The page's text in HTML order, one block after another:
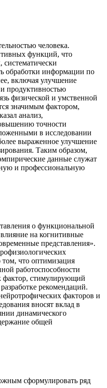
человека.
функций, что
обработки информации по
включая улучшение
продуктивностью
физической и умственной
значимым фактором,
анализ,
точности
в исследовании
выраженное улучшение
Таким образом,
данные служат
и профессиональную
о функциональной
на когнитивные
представления».
том, что оптимизация
работоспособности
фактор, стимулирующий
рекомендаций.
факторов и
вносят вклад в
динамического
общей
сформулировать ряд